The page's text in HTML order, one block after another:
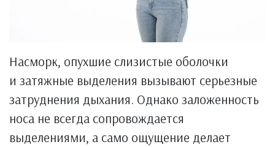
Насморк, опухшие слизистые оболочки
и затяжные выделения вызывают серьезные
затруднения дыхания. Однако заложенность
носа не всегда сопровождается
выделениями, а само ощущение делает